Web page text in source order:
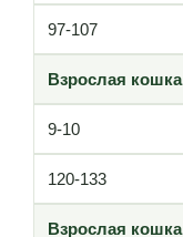
97-107
Взрослая кошка
9-10
120-133
Взрослая кошка